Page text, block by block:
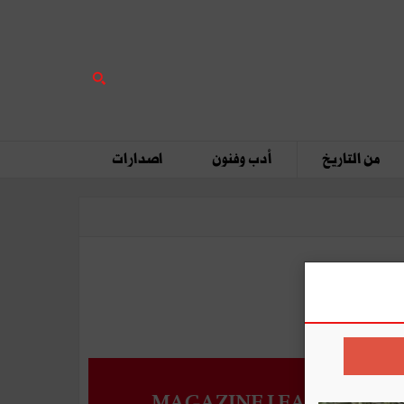
من التاريخ أدب وفنون اصدارات